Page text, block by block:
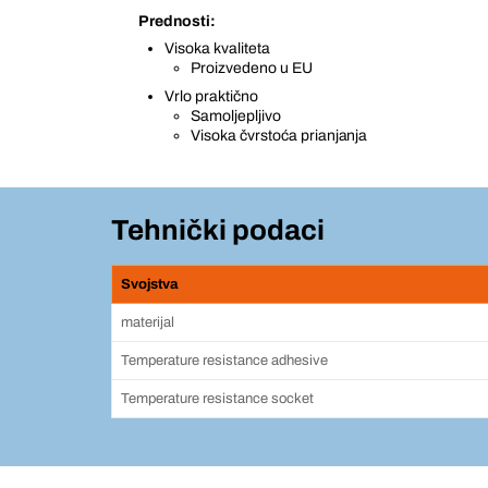
Prednosti:
Visoka kvaliteta
Proizvedeno u EU
Vrlo praktično
Samoljepljivo
Visoka čvrstoća prianjanja
Tehnički podaci
Svojstva
materijal
Temperature resistance adhesive
Temperature resistance socket